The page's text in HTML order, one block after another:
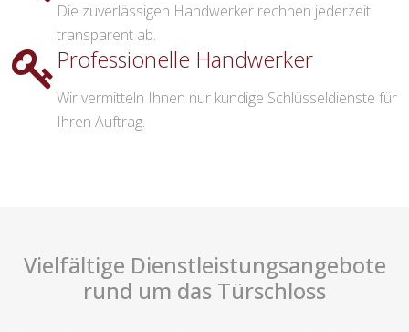
Die zuverlässigen Handwerker rechnen jederzeit
transparent ab.
Professionelle Handwerker
Wir vermitteln Ihnen nur kundige Schlüsseldienste für
Ihren Auftrag.
Vielfältige Dienstleistungsangebote
rund um das Türschloss